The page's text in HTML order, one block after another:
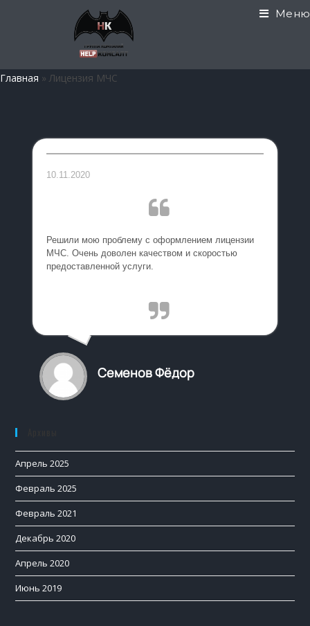
Меню
Главная » Лицензия МЧС
10.11.2020
Решили мою проблему с оформлением лицензии
МЧС. Очень доволен качеством и скоростью
предоставленной услуги.
Семенов Фёдор
Апрель 2025
Февраль 2025
Февраль 2021
Декабрь 2020
Апрель 2020
Июнь 2019